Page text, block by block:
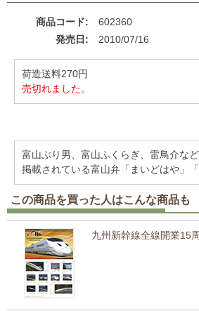
商品コード
602360
発売日
2010/07/16
荷造送料270円
売切れました。
富山ぶり男、富山ふくらぎ、雷鳥介な
掲載されている富山弁「まいどはや」
この商品を買った人はこんな商品も
九州新幹線全線開業15